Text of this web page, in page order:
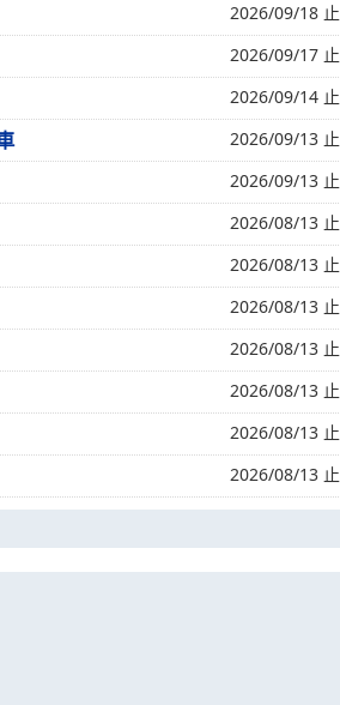
2026/09/18 止
2026/09/17 止
2026/09/14 止
2026/09/13 止
2026/09/13 止
2026/08/13 止
2026/08/13 止
2026/08/13 止
2026/08/13 止
2026/08/13 止
2026/08/13 止
2026/08/13 止